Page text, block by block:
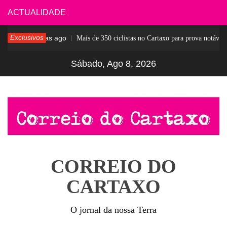
Skip
to
content
ACTUALIDADE
Exclusivos6 dias ago Mais de 350 ciclistas no Cartaxo para prova notável
Sábado, Ago 8, 2026
CORREIO DO
CARTAXO
O jornal da nossa Terra